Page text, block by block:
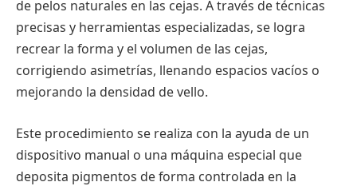
de pelos naturales en las cejas. A través de técnicas
precisas y herramientas especializadas, se logra
recrear la forma y el volumen de las cejas,
corrigiendo asimetrías, llenando espacios vacíos o
mejorando la densidad de vello.
Este procedimiento se realiza con la ayuda de un
dispositivo manual o una máquina especial que
deposita pigmentos de forma controlada en la